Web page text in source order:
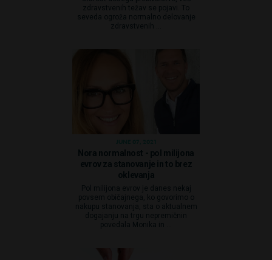
zdravstvenih težav se pojavi. To
seveda ogroža normalno delovanje
zdravstvenih ...
Nora normalnost - pol milijona
evrov za stanovanje in to brez
oklevanja
Pol milijona evrov je danes nekaj
povsem običajnega, ko govorimo o
nakupu stanovanja, sta o aktualnem
dogajanju na trgu nepremičnin
povedala Monika in ...